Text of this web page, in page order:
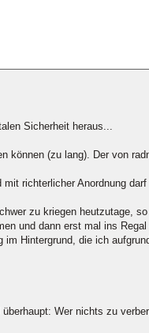
Sicherheit heraus...
können (zu lang). Der von
richterlicher Anordnung
zu kriegen heutzutage,
und dann erst mal ins
Hintergrund, die ich
Wer nichts zu